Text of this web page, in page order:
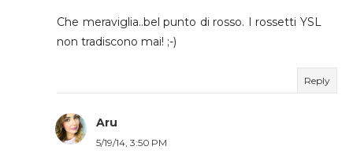
Che meraviglia..bel punto di rosso. I rossetti YSL
non tradiscono mai! ;-)
Reply
Aru
5/19/14, 3:50 PM